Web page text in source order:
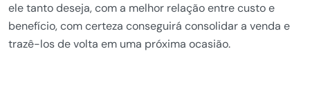
ele tanto deseja, com a melhor relação entre custo e
benefício, com certeza conseguirá consolidar a venda e
trazê-los de volta em uma próxima ocasião.